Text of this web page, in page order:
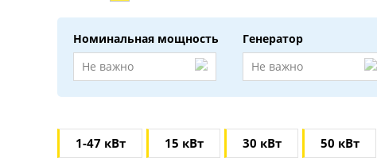
Номинальная мощность
Не важно
Генератор
Не важно
1-47 кВт 15 кВт 30 кВт 50 кВт